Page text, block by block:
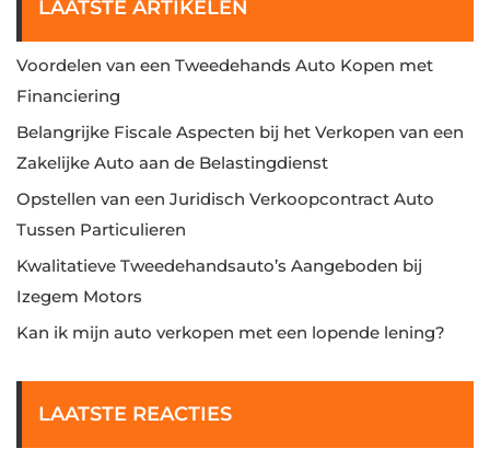
LAATSTE ARTIKELEN
Voordelen van een Tweedehands Auto Kopen met
Financiering
Belangrijke Fiscale Aspecten bij het Verkopen van een
Zakelijke Auto aan de Belastingdienst
Opstellen van een Juridisch Verkoopcontract Auto
Tussen Particulieren
Kwalitatieve Tweedehandsauto’s Aangeboden bij
Izegem Motors
Kan ik mijn auto verkopen met een lopende lening?
LAATSTE REACTIES